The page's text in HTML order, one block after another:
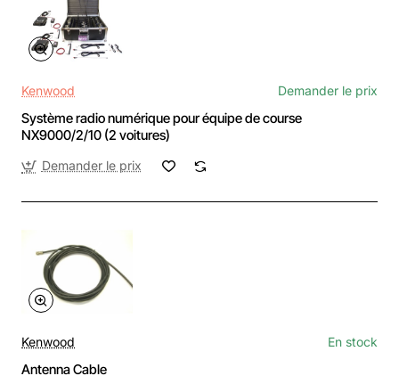
Kenwood Demander le prix
Système radio numérique pour équipe de course
NX9000/2/10 (2 voitures)
Demander le prix
Kenwood En stock
Antenna Cable